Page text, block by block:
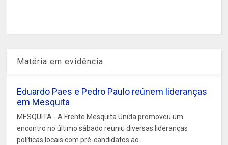
Matéria em evidência
Eduardo Paes e Pedro Paulo reúnem lideranças
em Mesquita
MESQUITA - A Frente Mesquita Unida promoveu um
encontro no último sábado reuniu diversas lideranças
políticas locais com pré-candidatos ao ...